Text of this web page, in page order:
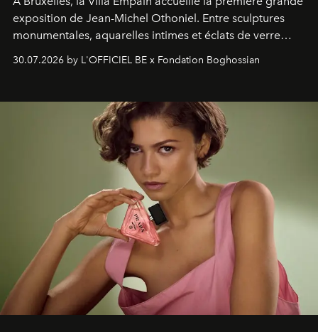
exposition de Jean-Michel Othoniel. Entre sculptures
monumentales, aquarelles intimes et éclats de verre
émotionnel où chaque œuvre devient le souvenir
émerveillement.
30.07.2026 by L'OFFICIEL BE x Fondation Boghossian